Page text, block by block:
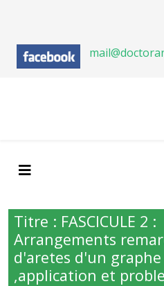
Titre : FASCICULE 2 :
Arrangements
d'aretes d'un
,application et